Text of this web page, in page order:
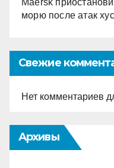
Maersk
морю после атак
Свежие
Нет комментариев
Архивы